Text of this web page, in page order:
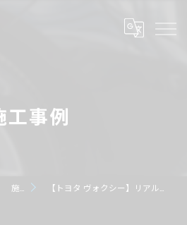
工事例
施工事例 【トヨタ ヴォクシー】リアルガラスコートＭ 新車コース 栃木県小山市より